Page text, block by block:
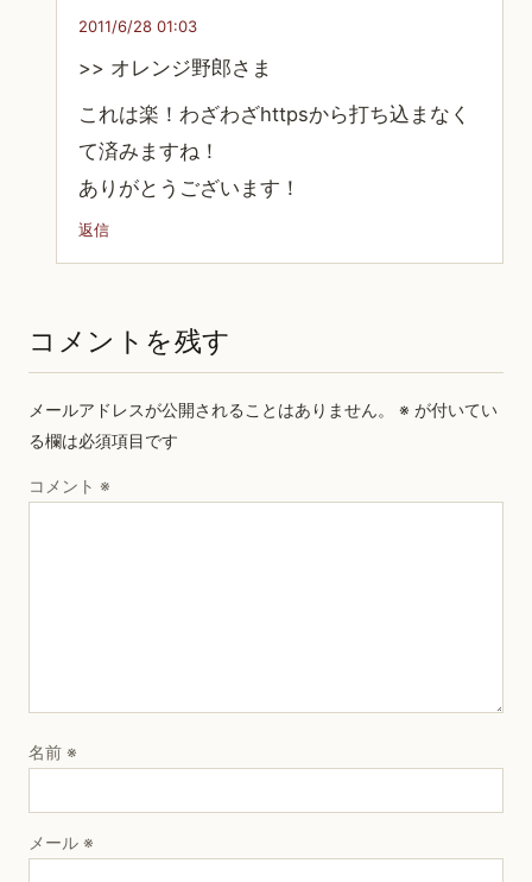
2011/6/28 01:03
>> オレンジ野郎さま
これは楽！わざわざhttpsから打ち込まなく
て済みますね！
ありがとうございます！
返信
コメントを残す
メールアドレスが公開されることはありません。 ※ が付いてい
る欄は必須項目です
コメント ※
名前 ※
メール ※